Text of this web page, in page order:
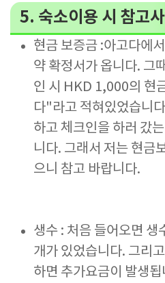
5. 숙소이용 시 참고
현금 보증금 :아고다에
약 확정서가 옵니다. 그
인 시 HKD 1,000의 현
다"라고 적혀있었습니
하고 체크인을 하러 갔
니다. 그래서 저는 현금
으니 참고 바랍니다.
생수 : 처음 들어오면 생
개가 있었습니다. 그리
하면 추가요금이 발생됩